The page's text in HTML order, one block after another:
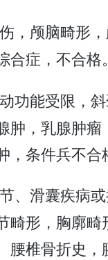
，颅脑畸形
合症，不合格。
功能受限，
肿，乳腺肿瘤
条件兵不合
、滑囊疾病
畸形，胸廓畸
腰椎骨折史，